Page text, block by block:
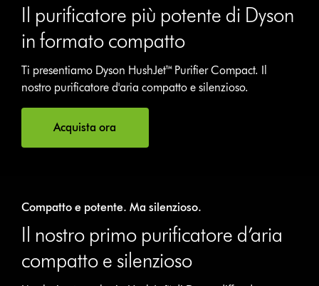
Il purificatore più potente di Dyson
in formato compatto
Ti presentiamo Dyson HushJet™ Purifier Compact. Il
nostro purificatore d'aria compatto e silenzioso.
Acquista ora
Compatto e potente. Ma silenzioso.
Il nostro primo purificatore d’aria
compatto e silenzioso